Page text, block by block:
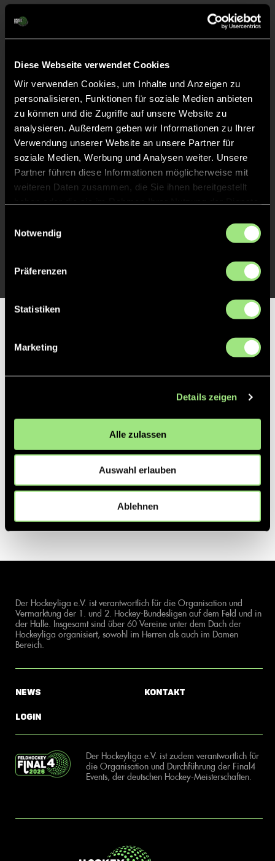
Diese Webseite verwendet Cookies
Wir verwenden Cookies, um Inhalte und Anzeigen zu
personalisieren, Funktionen für soziale Medien anbieten
zu können und die Zugriffe auf unsere Website zu
analysieren. Außerdem geben wir Informationen zu Ihrer
Verwendung unserer Website an unsere Partner für
soziale Medien, Werbung und Analysen weiter. Unsere
Partner führen diese Informationen möglicherweise mit
weiteren Daten zusammen, die Sie ihnen bereitgestellt
Notwendig
Präferenzen
Statistiken
Marketing
Details zeigen
Alle zulassen
Auswahl erlauben
Ablehnen
Liveticker
Der Hockeyliga e.V. ist verantwortlich für die Organisation und
Vermarktung der 1. und 2. Hockey-Bundesligen auf dem Feld und in
der Halle. Insgesamt sind über 60 Vereine unter dem Dach der
Hockeyliga organisiert, sowohl im Herren als auch im Damen
Bereich.
News
Login
Kontakt
Der Hockeyliga e.V. ist zudem verantwortlich für
die Organisation und Durchführung der Final4
Events, der deutschen Hockey-Meisterschaften.